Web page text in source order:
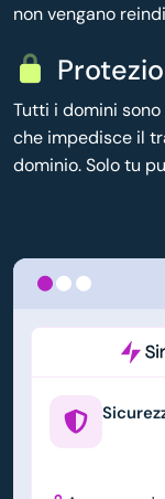
non vengano
Tutti i domini
che impedisce il
dominio. Solo tu